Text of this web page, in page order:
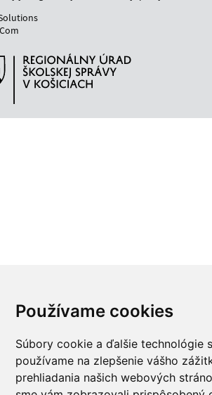
Používame cookies
Súbory cookie a ďalšie technológie
používame na zlepšenie vášho
prehliadania našich webových